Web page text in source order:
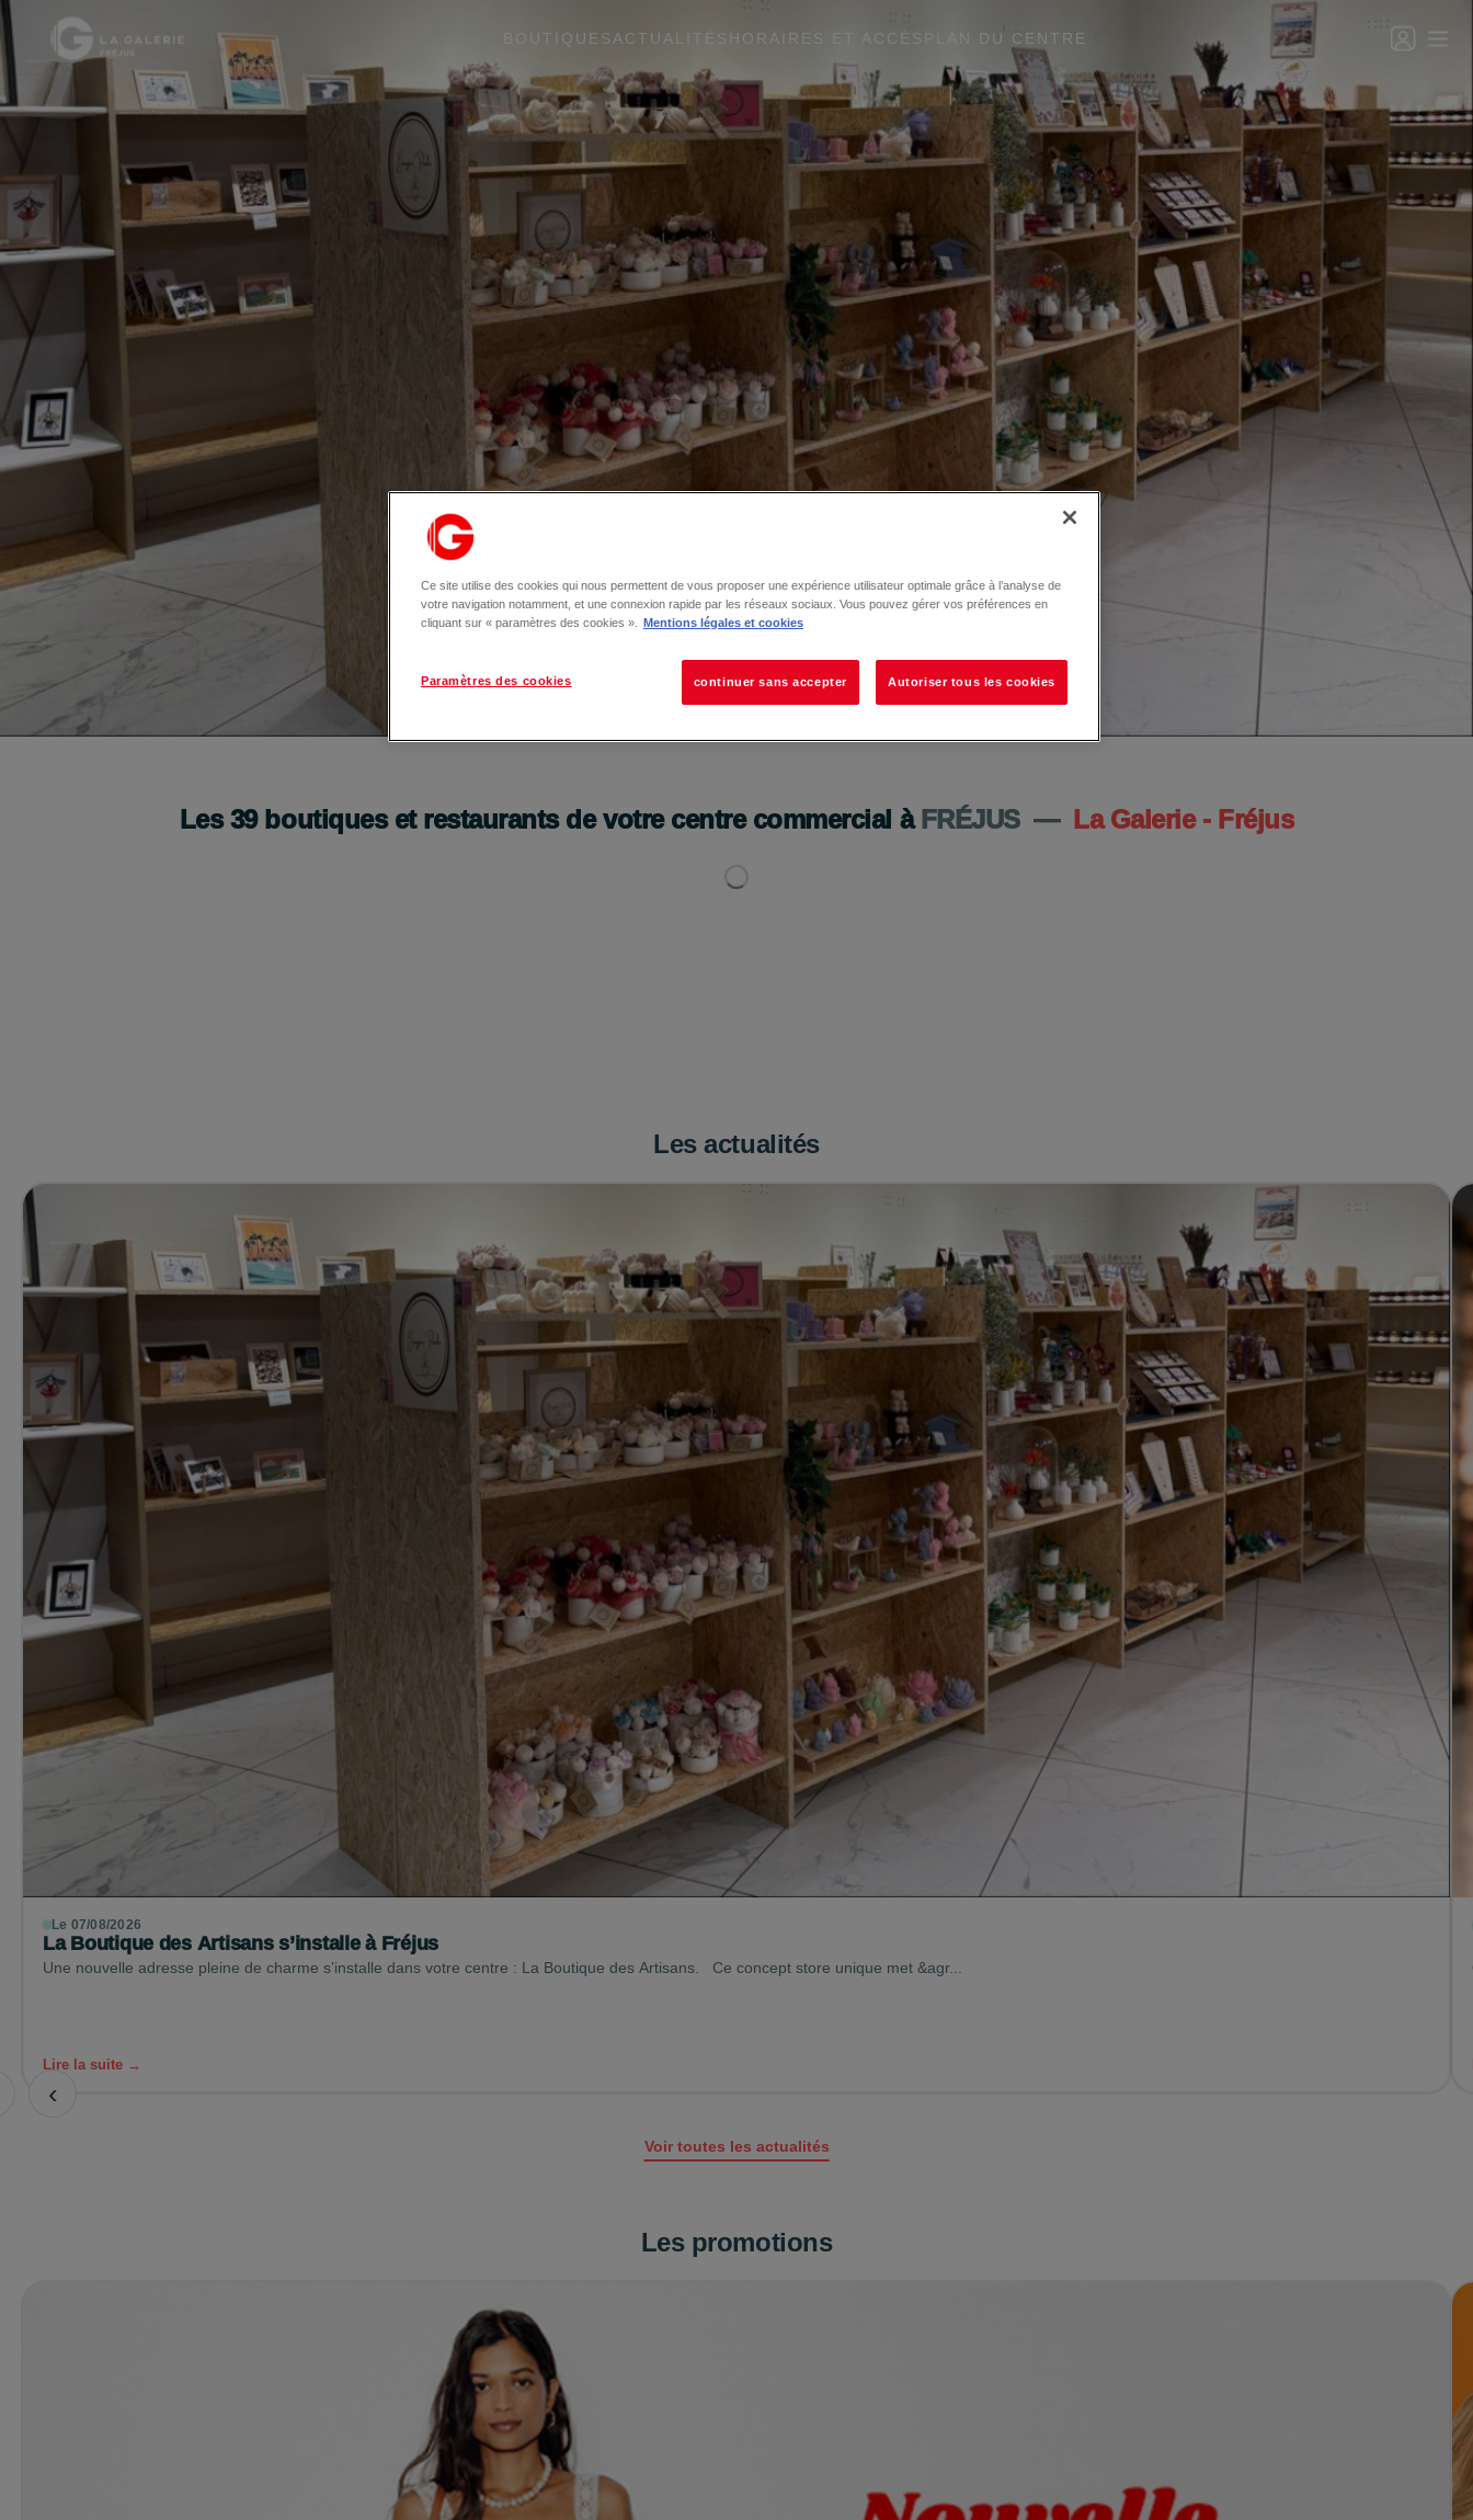
BOUTIQUESACTUALITÉS HORAIRES ET ACCÈS PLAN DU CENTRE
La Boutique des Artisans s’installe à Fréjus
Les39boutiques et restaurants de votre centre commercial à FRÉJUS — La Galerie - Fréjus
Les actualités
Le 07/08/2026
La Boutique des Artisans s’installe à Fréjus
Une nouvelle adresse pleine de charme s’installe dans votre centre : La Boutique des Artisans. Ce concept store unique met &agr...
Lire la suite →
‹
Voir toutes les actualités
Les promotions
Ce site utilise des cookies qui nous permettent de vous proposer une expérience utilisateur optimale grâce à l’analyse de
votre navigation notamment, et une connexion rapide par les réseaux sociaux. Vous pouvez gérer vos préférences en
cliquant sur « paramètres des cookies ».
Mentions légales et cookies
Paramètres des cookies continuer sans accepter Autoriser tous les cookies